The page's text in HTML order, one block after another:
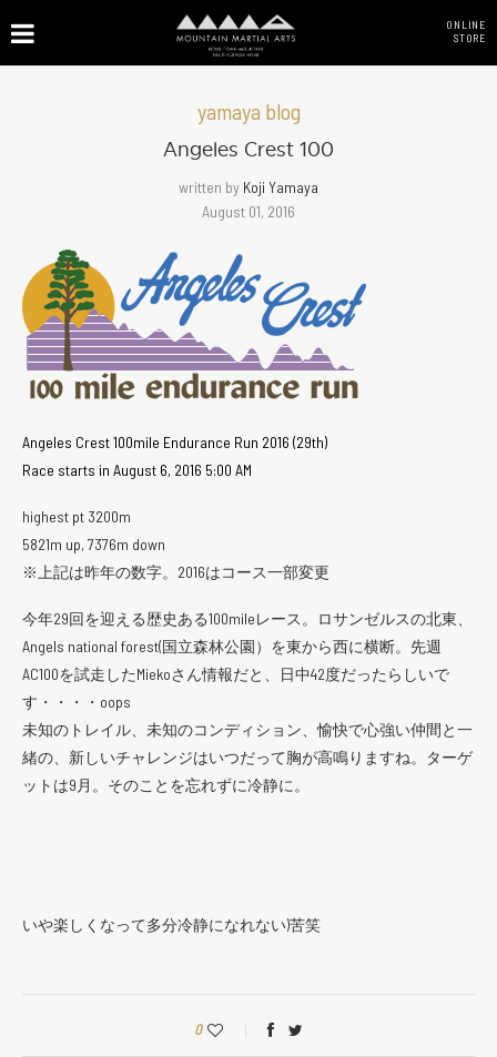
ONLINE
STORE
yamaya blog
Angeles Crest 100
written by Koji Yamaya
August 01, 2016
Angeles Crest 100mile Endurance Run 2016 (29th)
Race starts in August 6, 2016 5:00 AM
highest pt 3200m
5821m up, 7376m down
※上記は昨年の数字。2016はコース一部変更
今年29回を迎える歴史ある100mileレース。ロサンゼルスの北東、
Angels national forest(国立森林公園）を東から西に横断。先週
AC100を試走したMiekoさん情報だと、日中42度だったらしいで
す・・・・oops
未知のトレイル、未知のコンディション、愉快で心強い仲間と一
緒の、新しいチャレンジはいつだって胸が高鳴りますね。ターゲ
ットは9月。そのことを忘れずに冷静に。
いや楽しくなって多分冷静になれない)苦笑
0